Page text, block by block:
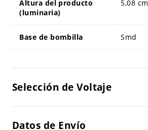
Altura del producto
(luminaria)
5,08 cm
Base de bombilla Smd
Selección de Voltaje
Datos de Envío